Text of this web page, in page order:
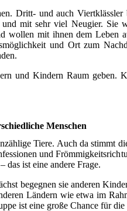
Dritt- und auch
mit sehr viel Neugier. Sie
wollen mit ihnen dem Leben
und Ort zum
und Kindern Raum geben.
Menschen
Tiere. Auch da stimmt
und
das ist eine andere Frage.
begegnen sie anderen
Ländern wie etwa im
ist eine große Chance für